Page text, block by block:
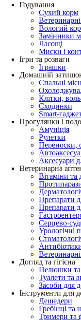
Годування
Сухий корм
Ветеринарні
Вологий
Замінники
Ласощі
Миски і
Ігри та розваги
Іграшки
Домашній
Спальні
Клітки,
Сходинки
Smart-
Прогулянки і
Амуніція
Рулетки
Переноски,
Аксесуари
Ветеринарна
Вітаміни та
Препарати
Препарати
Серцево-
Урологічні
Догляд та гігієна
Пелюшки та
Туалети та
Засоби для
Інструменти для
Дешедери
Гребінці та
Тримери та